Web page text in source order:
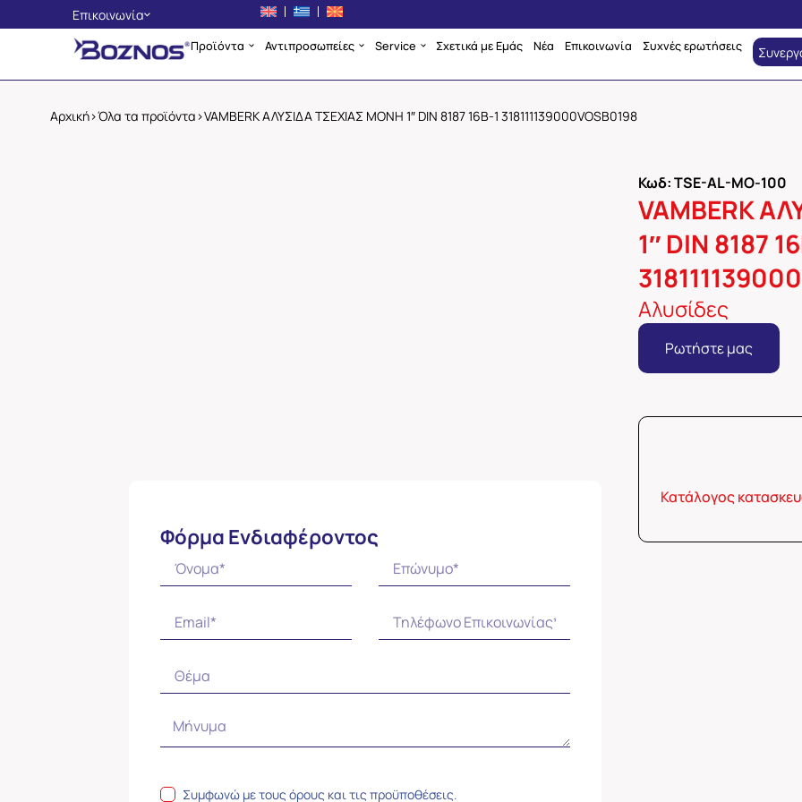
Επικοινωνία
Αθήνα
+30 2310 705400
Προϊόντα Αντιπροσωπείες Service Σχετικά με Εμάς Νέα Επικοινωνία Συχνές ερωτήσεις
Αρχική>Όλα τα προϊόντα >VAMBERK ΑΛΥΣΙΔΑ ΤΣΕΧΙΑΣ ΜΟΝΗ 1″ DIN 8187 16B-1 318111139000VOSB0198
Φόρμα Ενδιαφέροντος
Συμφωνώ με τουςόρους και τις προϋποθέσεις.
Κωδ: TSE-AL-MO-100
VAMBERK
1″ DIN 8187
Αλυσίδες
Ρωτήστε μας
Κατάλογος